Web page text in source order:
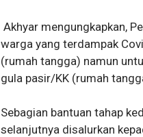
Akhyar mengungkapkan,
warga yang terdampak
(rumah tangga) namun
gula pasir/KK (rumah
Sebagian bantuan tahap
selanjutnya disalurkan